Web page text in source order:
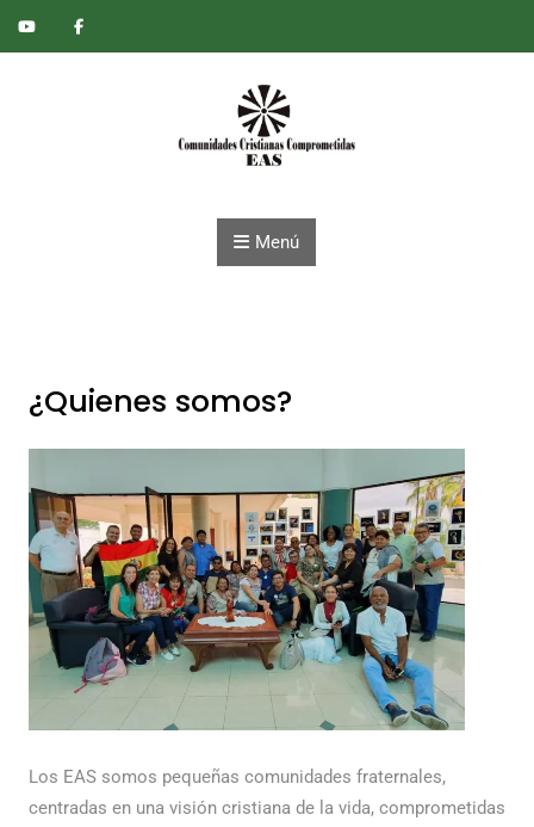
Saltar al contenido
Menú
¿Quienes somos?
Los EAS somos pequeñas comunidades fraternales,
centradas en una visión cristiana de la vida, comprometidas